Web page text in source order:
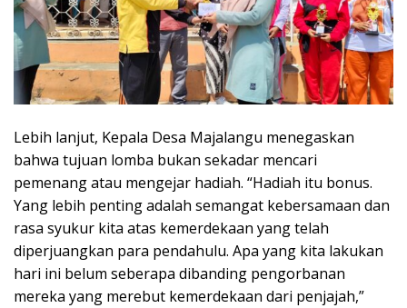
Lebih lanjut, Kepala Desa Majalangu menegaskan
bahwa tujuan lomba bukan sekadar mencari
pemenang atau mengejar hadiah. “Hadiah itu bonus.
Yang lebih penting adalah semangat kebersamaan dan
rasa syukur kita atas kemerdekaan yang telah
diperjuangkan para pendahulu. Apa yang kita lakukan
hari ini belum seberapa dibanding pengorbanan
mereka yang merebut kemerdekaan dari penjajah,”